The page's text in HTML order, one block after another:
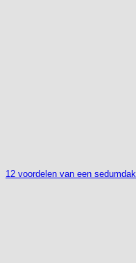
12 voordelen van een sedumdak